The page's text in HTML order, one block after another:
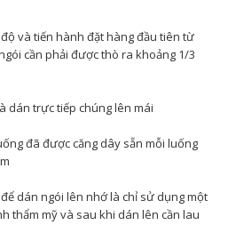
và tiến hành đặt hàng đầu tiên từ
cần phải được thò ra khoảng 1/3
dán trực tiếp chúng lên mái
đã được căng dây sẵn mỗi luống
dán ngói lên nhớ là chỉ sử dụng một
thẩm mỹ và sau khi dán lên cần lau